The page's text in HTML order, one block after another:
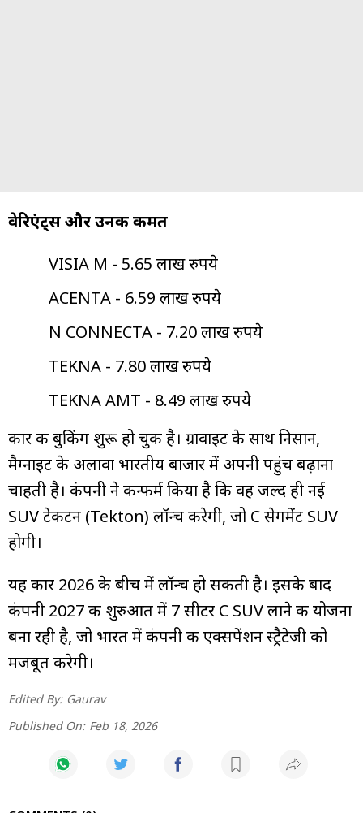
वेरिएंट्स और उनकी कीमत
VISIA M - 5.65 लाख रुपये
ACENTA - 6.59 लाख रुपये
N CONNECTA - 7.20 लाख रुपये
TEKNA - 7.80 लाख रुपये
TEKNA AMT - 8.49 लाख रुपये
कार की बुकिंग शुरू हो चुकी है। ग्रावाइट के साथ निसान,
मैग्नाइट के अलावा भारतीय बाजार में अपनी पहुंच बढ़ाना
चाहती है। कंपनी ने कन्फर्म किया है कि वह जल्द ही नई
SUV टेकटन (Tekton) लॉन्च करेगी, जो C सेगमेंट SUV
होगी।
यह कार 2026 के बीच में लॉन्च हो सकती है। इसके बाद
कंपनी 2027 की शुरुआत में 7 सीटर C SUV लाने की योजना
बना रही है, जो भारत में कंपनी की एक्सपेंशन स्ट्रैटेजी को
मजबूत करेगी।
Edited By: Gaurav
Published On: Feb 18, 2026